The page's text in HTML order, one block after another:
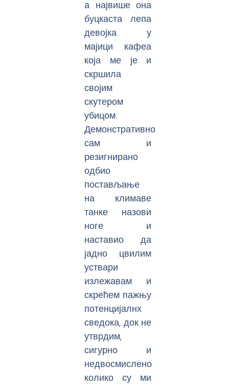
а највише она
буцкаста лепа
девојка у
мајици кафеа
која ме је и
скршила
својим
скутером
убицом.
Демонстративно
сам и
резигнирано
одбио
постављање
на климаве
танке назови
ноге и
наставио да
јадно цвилим
уствари
излежавам и
скрећем пажњу
потенцијалнх
сведока, док не
утврдим,
сигурно и
недвосмислено
колико су ми